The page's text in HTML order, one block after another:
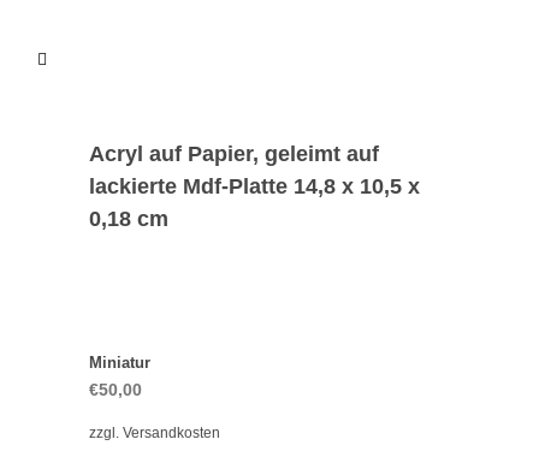
Acryl auf Papier, geleimt auf
lackierte Mdf-Platte 14,8 x 10,5 x
0,18 cm
Miniatur
€50,00
zzgl. Versandkosten